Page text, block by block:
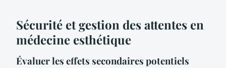
Sécurité et gestion des attentes en
médecine esthétique
Évaluer les effets secondaires potentiels